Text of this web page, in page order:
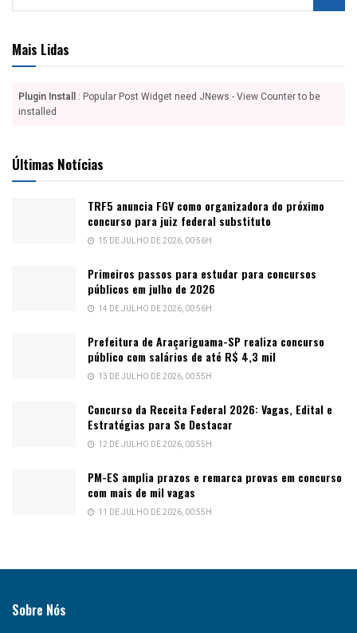
Mais Lidas
Plugin Install : Popular Post Widget need JNews - View Counter to be
installed
Últimas Notícias
TRF5 anuncia FGV como organizadora do próximo
concurso para juiz federal substituto
15 DE JULHO DE 2026, 00:56H
Primeiros passos para estudar para concursos
públicos em julho de 2026
14 DE JULHO DE 2026, 00:56H
Prefeitura de Araçariguama-SP realiza concurso
público com salários de até R$ 4,3 mil
13 DE JULHO DE 2026, 00:55H
Concurso da Receita Federal 2026: Vagas, Edital e
Estratégias para Se Destacar
12 DE JULHO DE 2026, 00:55H
PM-ES amplia prazos e remarca provas em concurso
com mais de mil vagas
11 DE JULHO DE 2026, 00:55H
Sobre Nós